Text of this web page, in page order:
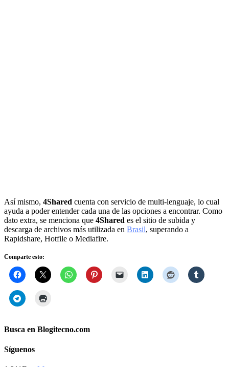
Así mismo, 4Shared cuenta con servicio de multi-lenguaje, lo cual
ayuda a poder entender cada una de las opciones a encontrar. Como
dato extra, se menciona que 4Shared es el sitio de subida y
descarga de archivos más utilizada en Brasil, superando a
Rapidshare, Hotfile o Mediafire.
Comparte esto:
Busca en Blogitecno.com
Síguenos